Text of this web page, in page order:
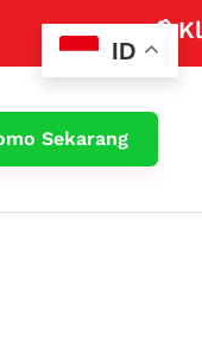
📢 Klaim
Sekarang
ID